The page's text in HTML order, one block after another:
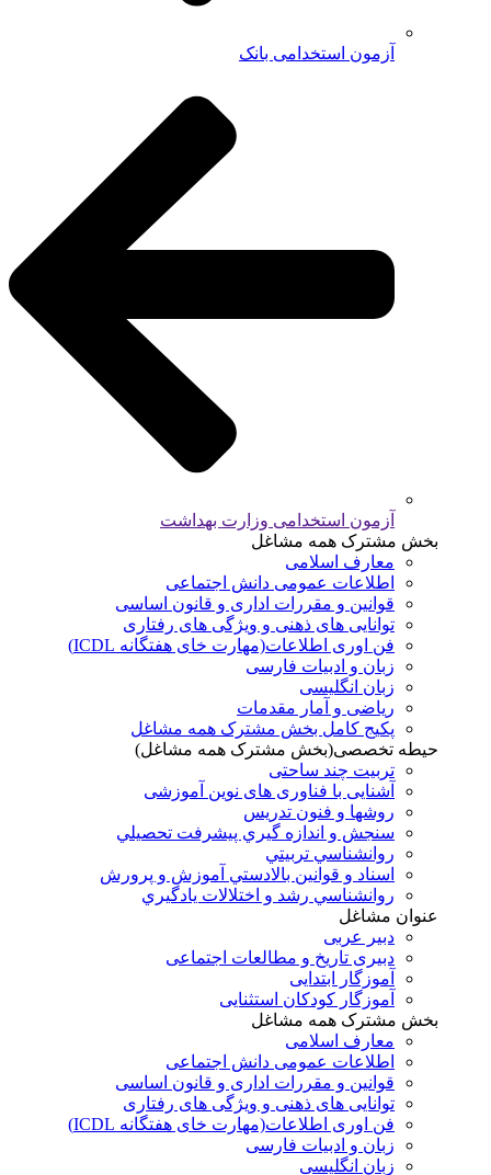
آزمون استخدامی بانک
آزمون استخدامی وزارت بهداشت
بخش مشترک همه مشاغل
معارف اسلامی
اطلاعات عمومی دانش اجتماعی
قوانین و مقررات اداری و قانون اساسی
توانایی های ذهنی و ویژگی های رفتاری
فن اوری اطلاعات(مهارت خای هفتگانه ICDL)
زبان و ادبیات فارسی
زبان انگلیسی
ریاضی و آمار مقدمات
پکیج کامل بخش مشترک همه مشاغل
حیطه تخصصی(بخش مشترک همه مشاغل)
تربیت چند ساحتی
آشنایی با فناوری های نوین آموزشی
روشها و فنون تدريس
سنجش و اندازه گيري پيشرفت تحصيلي
روانشناسي تربيتي
اسناد و قوانين بالادستي آموزش و پرورش
روانشناسي رشد و اختلالات يادگيري
عنوان مشاغل
دبير عربی
دبیری تاریخ و مطالعات اجتماعی
آموزگار ابتدایی
آموزگار کودکان استثنایی
بخش مشترک همه مشاغل
معارف اسلامی
اطلاعات عمومی دانش اجتماعی
قوانین و مقررات اداری و قانون اساسی
توانایی های ذهنی و ویژگی های رفتاری
فن اوری اطلاعات(مهارت خای هفتگانه ICDL)
زبان و ادبیات فارسی
زبان انگلیسی